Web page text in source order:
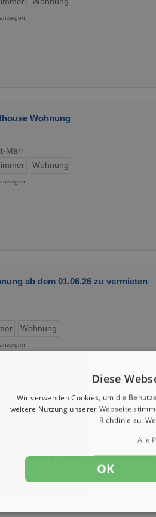
Wohnung
Marl
Wohnung
ab dem 01.06.26 zu vermieten
Wohnung
2-Zimmer
Marl
Diese
Wir verwenden Cookies, um die
weitere Nutzung unserer Webseite
Richtlinie zu.
Alle
OK